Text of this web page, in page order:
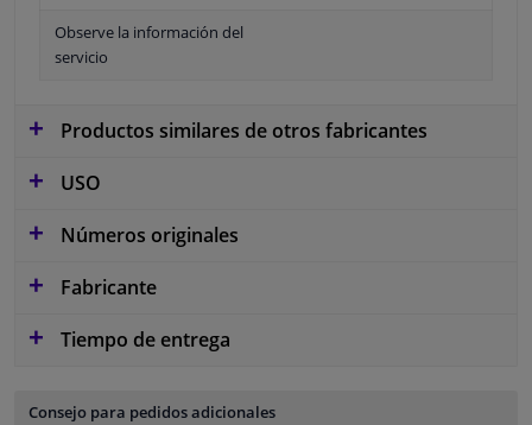
Observe la información del
servicio
Productos similares de otros fabricantes
USO
Números originales
Fabricante
Tiempo de entrega
Consejo para pedidos adicionales